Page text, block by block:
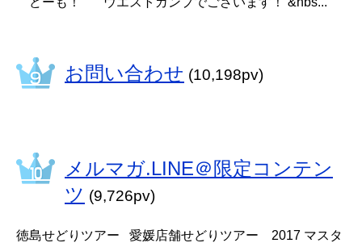
お問い合わせ (10,198pv)
メルマガ.LINE＠限定コンテン
ツ (9,726pv)
徳島せどりツアー 愛媛店舗せどりツアー 2017 マスタ